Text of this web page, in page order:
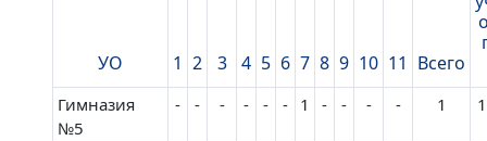
УО 1 2 3 4 5 6 7 8 9 10 11 Всего
Гимназия
№5
- - - - - - 1 - - - - 1 1